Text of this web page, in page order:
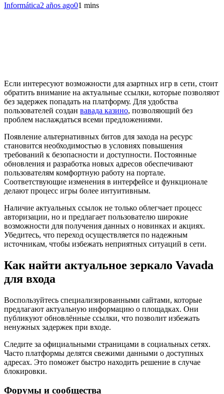
Informática2 años ago01 mins
Если интересуют возможности для азартных игр в сети, стоит
обратить внимание на актуальные ссылки, которые позволяют
без задержек попадать на платформу. Для удобства
пользователей создан вавада казино, позволяющий без
проблем наслаждаться всеми предложениями.
Появление альтернативных битов для захода на ресурс
становится необходимостью в условиях повышения
требований к безопасности и доступности. Постоянные
обновления и разработка новых адресов обеспечивают
пользователям комфортную работу на портале.
Соответствующие изменения в интерфейсе и функционале
делают процесс игры более интуитивным.
Наличие актуальных ссылок не только облегчает процесс
авторизации, но и предлагает пользователю широкие
возможности для получения данных о новинках и акциях.
Убедитесь, что переход осуществляется по надежным
источникам, чтобы избежать неприятных ситуаций в сети.
Как найти актуальное зеркало Vavada
для входа
Воспользуйтесь специализированными сайтами, которые
предлагают актуальную информацию о площадках. Они
публикуют обновлённые ссылки, что позволит избежать
ненужных задержек при входе.
Следите за официальными страницами в социальных сетях.
Часто платформы делятся свежими данными о доступных
адресах. Это поможет быстро находить решение в случае
блокировки.
Форумы и сообщества